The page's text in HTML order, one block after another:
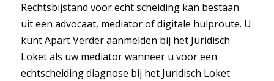
Rechtsbijstand voor echt scheiding kan bestaan
uit een advocaat, mediator of digitale hulproute. U
kunt Apart Verder aanmelden bij het Juridisch
Loket als uw mediator wanneer u voor een
echtscheiding diagnose bij het Juridisch Loket